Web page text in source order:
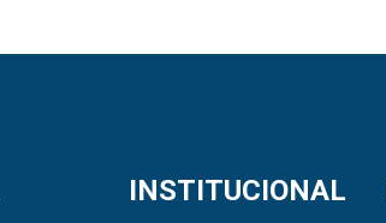
INSTITUCIONAL